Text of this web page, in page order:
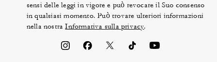
sensi delle leggi in vigore e può revocare il Suo consenso
in qualsiasi momento. Può trovare ulteriori informazioni
nella nostraInformativa sulla privacy.